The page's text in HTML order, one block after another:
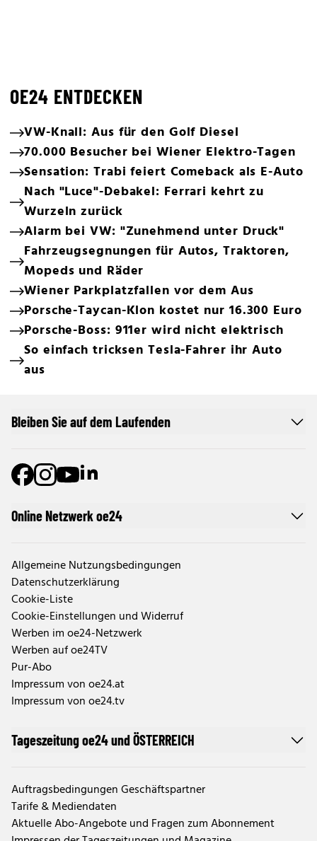
OE24 ENTDECKEN
VW-Knall: Aus für den Golf Diesel
70.000 Besucher bei Wiener Elektro-Tagen
Sensation: Trabi feiert Comeback als E-Auto
Nach "Luce"-Debakel: Ferrari kehrt zu
Wurzeln zurück
Alarm bei VW: "Zunehmend unter Druck"
Fahrzeugsegnungen für Autos, Traktoren,
Mopeds und Räder
Wiener Parkplatzfallen vor dem Aus
Porsche-Taycan-Klon kostet nur 16.300 Euro
Porsche-Boss: 911er wird nicht elektrisch
So einfach tricksen Tesla-Fahrer ihr Auto
aus
Online Netzwerk oe24
Allgemeine Nutzungsbedingungen
Datenschutzerklärung
Cookie-Liste
Cookie-Einstellungen und Widerruf
Werben im oe24-Netzwerk
Werben auf oe24TV
Pur-Abo
Impressum von oe24.at
Impressum von oe24.tv
Tageszeitung oe24 und ÖSTERREICH
Auftragsbedingungen Geschäftspartner
Tarife & Mediendaten
Aktuelle Abo-Angebote und Fragen zum Abonnement
Bleiben Sie auf dem Laufenden